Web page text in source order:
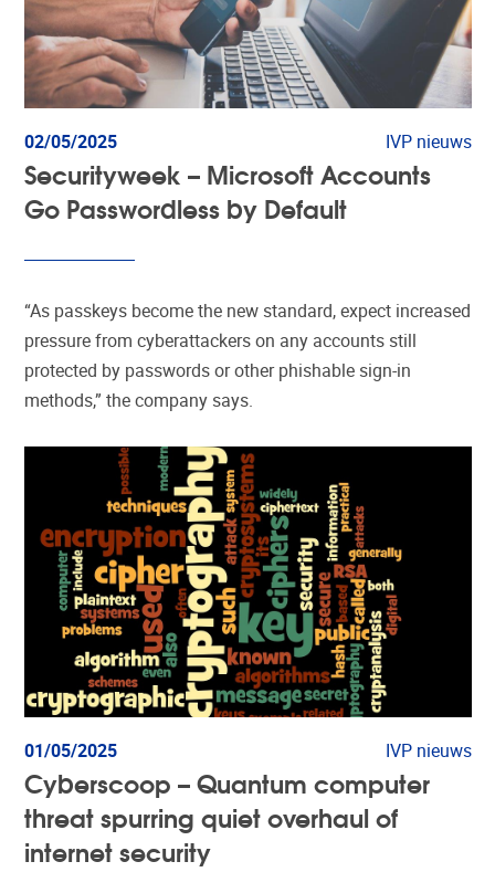
02/05/2025 IVP nieuws
Securityweek – Microsoft Accounts
Go Passwordless by Default
“As passkeys become the new standard, expect increased
pressure from cyberattackers on any accounts still
protected by passwords or other phishable sign-in
methods,” the company says.
01/05/2025 IVP nieuws
Cyberscoop – Quantum computer
threat spurring quiet overhaul of
internet security